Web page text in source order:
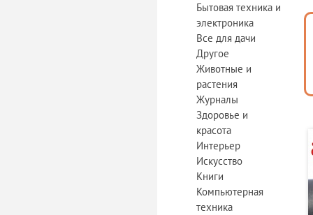
Бытовая техника и
электроника
Все для дачи
Другое
Животные и
растения
Журналы
Здоровье и
красота
Интерьер
Искусство
Книги
Компьютерная
техника